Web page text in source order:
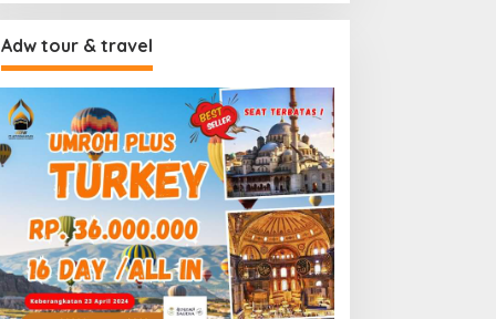
Adw tour & travel